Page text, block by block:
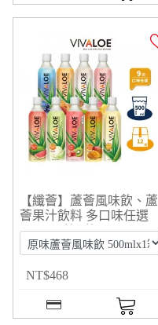
【纖薈】蘆薈風味飲、蘆
薈果汁飲料 多口味任選
500mlx1箱 (共24入)
NT$468